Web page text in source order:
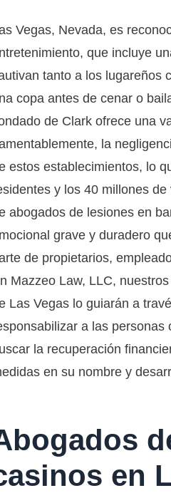
Vegas, Nevada, es
que incluye
tanto a los lugareños
copa antes de cenar o
de Clark ofrece una
la
estos establecimientos, lo
y los 40 millones
abogados de lesiones en
grave y duradero
de propietarios,
Mazzeo Law, LLC,
Las Vegas lo guiarán a
a las
la recuperación
en su nombre y
en